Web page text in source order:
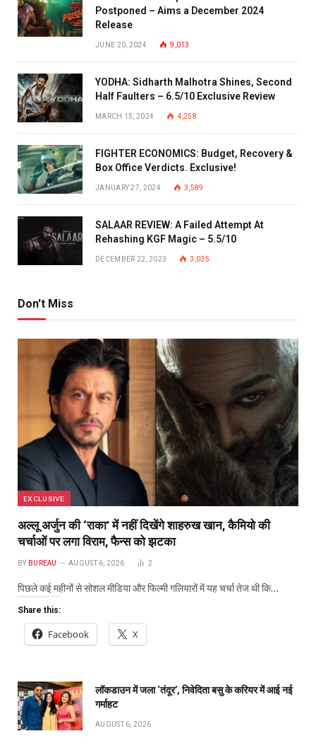
Postponed – Aims a December 2024
Release
JUNE 20, 2024 9,013
YODHA: Sidharth Malhotra Shines, Second
Half Faulters – 6.5/10 Exclusive Review
MARCH 15, 2024 4,258
FIGHTER ECONOMICS: Budget, Recovery &
Box Office Verdicts. Exclusive!
JANUARY 27, 2024 3,589
SALAAR REVIEW: A Failed Attempt At
Rehashing KGF Magic – 5.5/10
DECEMBER 22, 2023 3,035
Don't Miss
EXCLUSIVE
अल्लू अर्जुन की ‘राका’ में नहीं दिखेंगे शाहरुख खान, कैमियो की
चर्चाओं पर लगा विराम, फैन्स को झटका
BY BUREAU AUGUST 6, 2026 2
पिछले कई महीनों से सोशल मीडिया और फिल्मी गलियारों में यह चर्चा तेज थी कि…
Share this:
Facebook X
लॉकडाउन में जला ‘तंदूर’, निवेदिता बसु के करियर में आई नई
गर्माहट
AUGUST 6, 2026